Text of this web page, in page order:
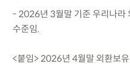
- 2026년 3월말 기준 우리나라
수준임.
<붙임> 2026년 4월말 외환보